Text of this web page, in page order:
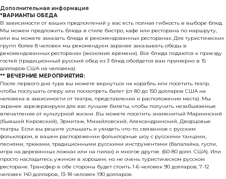
Дополнительная информация
*ВАРИАНТЫ ОБЕДА
В зависимости от ваших предпочтений у вас есть полная гибкость в выборе блюд.
Мы можем предложить блюда в стиле бистро, кафе или ресторана по маршруту,
или вы можете заказать блюда в рекомендованных ресторанах. Для туристических
групп более 8 человек мы рекомендуем заранее заказывать обеды в
рекомендованных ресторанах (экономия времени). Все блюда подаются к приезду
гостей (традиционный русский обед из 3 блюд обойдется вам примерно в 15
долларов США на человека).
** ВЕЧЕРНИЕ МЕРОПРИЯТИЯ:
После первого дня тура вы можете вернуться на корабль или посетить театр,
чтобы послушать оперу или посмотреть балет (от 80 до 150 долларов США на
человека в зависимости от театра, представления и расположения места). Мы
заранее зарезервируем для вас лучшие билеты, чтобы получить незабываемые
впечатления от культурной жизни. Вы можете посетить знаменитый Мариинский
(бывший Кировский), Эрмитаж, Михайловский, Александринский, Дворцовые
театры. Если вы решите услышать и увидеть что-то, связанное с русским
фольклором, в вашем распоряжении фольклорные шоу с русскими танцами,
песнями, трюками, традиционными русскими инструментами (балалайка, гусли,
игра на деревянных ложках или на пилах) и многое другое. (60-80 долл. США). Или
просто насладитесь ужином в хорошем, но не очень туристическом русском
ресторане. Трансфер в обе стороны будет стоить 1-6 человек 90 долларов, 7-12
человек 140 долларов, 13-18 человек 190 долларов.